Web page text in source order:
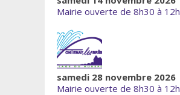
Mairie ouverte de 8h30 à 12h
samedi 28 novembre 2026
Mairie ouverte de 8h30 à 12h